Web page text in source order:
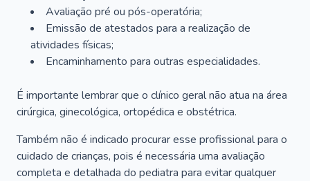
Avaliação pré ou pós-operatória;
Emissão de atestados para a realização de
atividades físicas;
Encaminhamento para outras especialidades.
É importante lembrar que o clínico geral não atua na área
cirúrgica, ginecológica, ortopédica e obstétrica.
Também não é indicado procurar esse profissional para o
cuidado de crianças, pois é necessária uma avaliação
completa e detalhada do pediatra para evitar qualquer